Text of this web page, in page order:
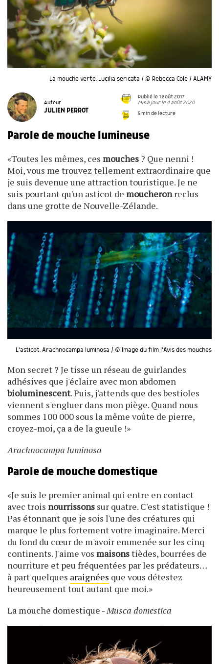
La mouche verte, Lucilia sericata / © Rebecca Cole / ALAMY
Auteur
JULIEN PERROT
Publié le 1 août 2017
Mis à jour le 4 août 2020
5 min de lecture
Parole de mouche lumineuse
«Toutes les mêmes, ces mouches ? Que nenni !
Moi, vous me trouvez tellement extraordinaire que
je suis devenue une attraction touristique. Je ne
suis pourtant qu'un asticot de moucheronreclus
dans une grotte de Nouvelle-Zélande.
L'asticot, Arachnocampa luminosa / © Image du film l'Avis des mouches
Mon secret ? Je tisse un réseau de guirlandes
adhésives que j'éclaire avec mon abdomen
bioluminescent. Puis, j'attends que des bestioles
viennent s'engluer dans mon piège. Quand nous
sommes 100 000 sous la même voûte de pierre,
croyez-moi, ça a de la gueule !»
Arachnocampa luminosa
Parole de mouche domestique
«Je suis le premier animal qui entre en contact
avec trois nourrissons sur quatre. C'est statistique !
Pas étonnant que je sois l'une des créatures qui
marque le plus fortement votre imaginaire. Merci
du fond du cœur de m'avoir emmenée sur les cinq
continents. J'aime vos maisonstièdes, bourrées de
nourriture et peu fréquentées par les prédateurs…
à part quelques araignées que vous détestez
heureusement tout autant que moi.»
La mouche domestique - Musca domestica